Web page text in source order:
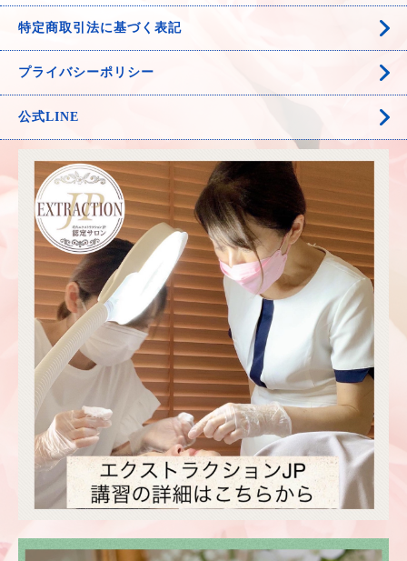
特定商取引法に基づく表記
プライバシーポリシー
公式LINE